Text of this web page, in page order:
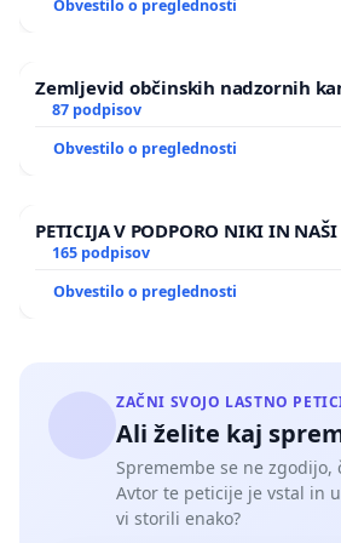
možnostmi. In ne samo to –
dejavnosti in izvajalec zdravljenja
posameznik, ki ne bo dosegal niti
poklic. Odločanje o poteh
priznavanja kvalifikacij je v celoti
neznanim posameznikom, ki
kvalifikacije za psihoterapevte,
supervizorje. Kako in kdo bo
odločitvah, ki jih pred
pooblastil bodoči zbornici
Obvestilo o preglednosti
Zemljevid občinskih nadzornih
87 podpisov
Obvestilo o preglednosti
PETICIJA V PODPORO NIKI IN
165 podpisov
Obvestilo o preglednosti
ZAČNI SVOJO LASTNO
Ali želite kaj
Spremembe se ne zgodijo,
Avtor te peticije je vstal in
vi storili enako?